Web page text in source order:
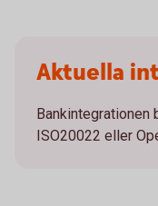
Aktuella
Bankintegrationen
ISO20022 eller